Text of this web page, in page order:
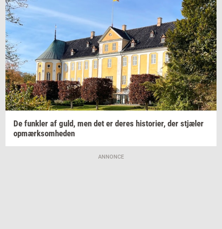
De funk­ler af guld, men det er deres hi­sto­ri­er, der stjæ­ler
op­mærk­som­he­den
ANNONCE